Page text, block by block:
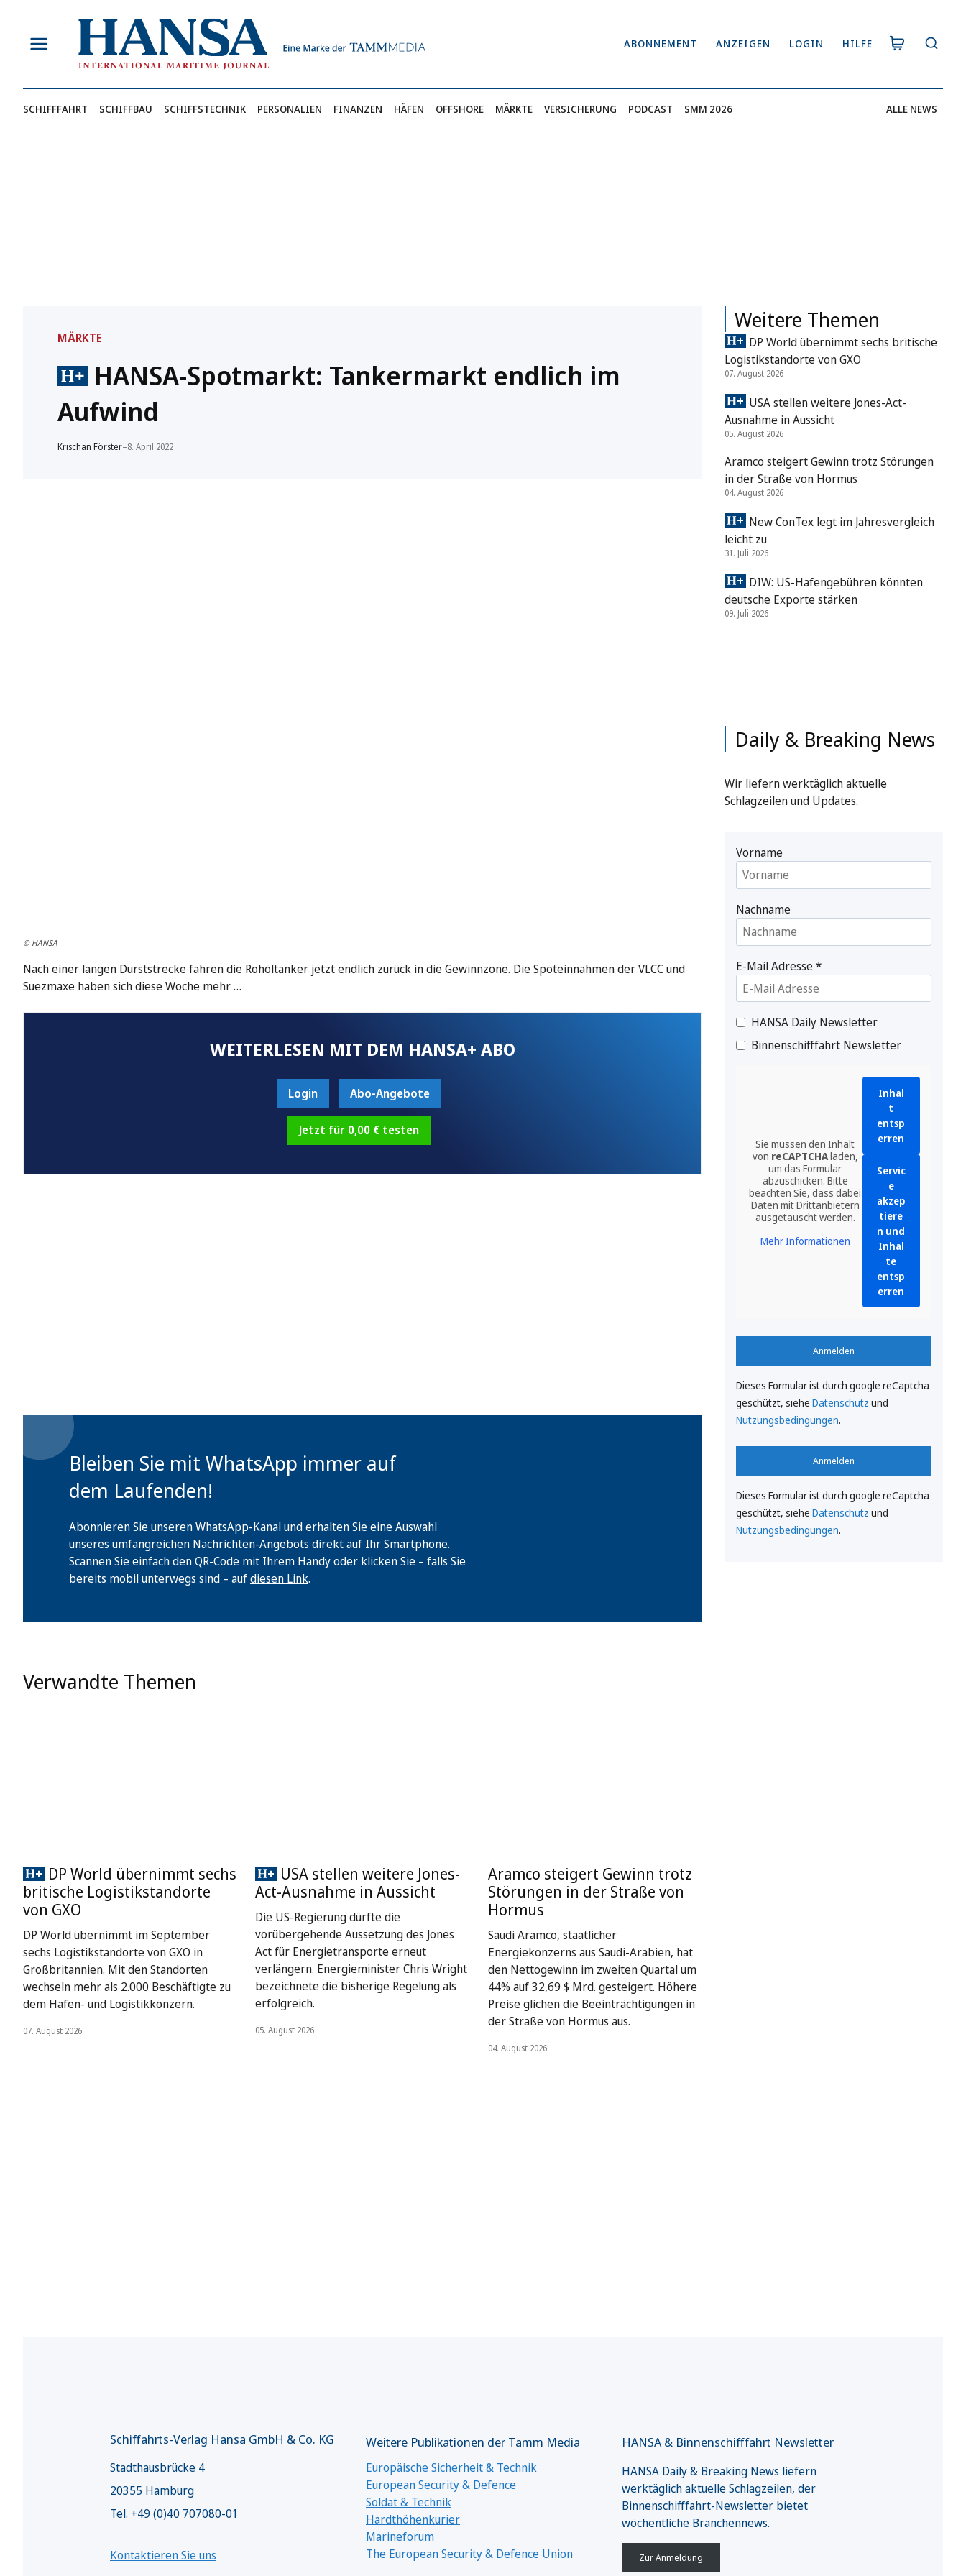
springen
ABONNEMENT ANZEIGEN LOGIN HILFE
SCHIFFFAHRT SCHIFFBAU SCHIFFSTECHNIK PERSONALIEN FINANZEN HÄFEN OFFSHORE MÄRKTE VERSICHERUNG PODCAST SMM 2026 ALLE NEWS
MÄRKTE
HANSA-Spotmarkt: Tankermarkt endlich im
Aufwind
Krischan Förster–8. April 2022
© HANSA
Nach einer langen Durststrecke fahren die Rohöltanker jetzt endlich zurück in die Gewinnzone. Die Spoteinnahmen der VLCC und
Suezmaxe haben sich diese Woche mehr …
WEITERLESEN MIT DEM HANSA+ ABO
Login Abo-Angebote
Jetzt für 0,00 € testen
Bleiben Sie mit WhatsApp immer auf
dem Laufenden!
Abonnieren Sie unseren WhatsApp-Kanal und erhalten Sie eine Auswahl
unseres umfangreichen Nachrichten-Angebots direkt auf Ihr Smartphone.
Scannen Sie einfach den QR-Code mit Ihrem Handy oder klicken Sie – falls Sie
bereits mobil unterwegs sind – aufdiesen Link.
Verwandte Themen
DP World übernimmt sechs
britische Logistikstandorte
von GXO
DP World übernimmt im September
sechs Logistikstandorte von GXO in
Großbritannien. Mit den Standorten
wechseln mehr als 2.000 Beschäftigte zu
dem Hafen- und Logistikkonzern.
07. August 2026
USA stellen weitere Jones-
Act-Ausnahme in Aussicht
Die US-Regierung dürfte die
vorübergehende Aussetzung des Jones
Act für Energietransporte erneut
verlängern. Energieminister Chris Wright
bezeichnete die bisherige Regelung als
erfolgreich.
05. August 2026
Aramco steigert Gewinn trotz
Störungen in der Straße von
Hormus
Saudi Aramco, staatlicher
Energiekonzerns aus Saudi-Arabien, hat
den Nettogewinn im zweiten Quartal um
44% auf 32,69 $ Mrd. gesteigert. Höhere
Preise glichen die Beeinträchtigungen in
der Straße von Hormus aus.
04. August 2026
Weitere Themen
DP World übernimmt sechs britische
Logistikstandorte von GXO
07. August 2026
USA stellen weitere Jones-Act-
Ausnahme in Aussicht
05. August 2026
Aramco steigert Gewinn trotz Störungen
in der Straße von Hormus
04. August 2026
New ConTex legt im Jahresvergleich
leicht zu
31. Juli 2026
DIW: US-Hafengebühren könnten
deutsche Exporte stärken
09. Juli 2026
Daily & Breaking News
Wir liefern werktäglich aktuelle
Schlagzeilen und Updates.
Vorname
Nachname
E-Mail Adresse*
HANSA Daily Newsletter
Binnenschifffahrt Newsletter
Sie müssen den Inhalt
von reCAPTCHAladen,
um das Formular
abzuschicken. Bitte
beachten Sie, dass dabei
Daten mit Drittanbietern
ausgetauscht werden.
Mehr Informationen
Inhal
t
entsp
erren
Servic
e
akzep
tiere
n und
Inhal
te
entsp
erren
Anmelden
Dieses Formular ist durch google reCaptcha
geschützt, siehe Datenschutz und
Nutzungsbedingungen.
Anmelden
Dieses Formular ist durch google reCaptcha
geschützt, siehe Datenschutz und
Nutzungsbedingungen.
Schiffahrts-Verlag Hansa GmbH & Co. KG
Stadthausbrücke 4
20355 Hamburg
Tel. +49 (0)40 707080-01
Kontaktieren Sie uns
Weitere Publikationen der Tamm Media
Europäische Sicherheit & Technik
European Security & Defence
Soldat & Technik
Hardthöhenkurier
Marineforum
The European Security & Defence Union
HANSA & Binnenschifffahrt Newsletter
HANSA Daily & Breaking News liefern
werktäglich aktuelle Schlagzeilen, der
Binnenschifffahrt-Newsletter bietet
wöchentliche Branchennews.
Zur Anmeldung